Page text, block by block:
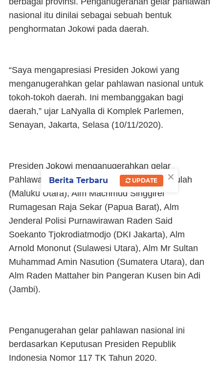
nasional itu dinilai sebagai sebuah bentuk
penghormatan Jokowi pada daerah.
“Saya mengapresiasi Presiden Jokowi yang
menganugerahkan gelar pahlawan nasional untuk
tokoh-tokoh daerah. Ini membanggakan bagi
daerah,” ujar LaNyalla di Komplek Parlemen,
Senayan, Jakarta, Selasa (10/11/2020).
Presiden Jokowi menganugerahkan gelar
Pahlawan Nasional untuk Alm Sultan Baabulah
(Maluku Utara), Alm Machmud Singgirei
Rumagesan Raja Sekar (Papua Barat), Alm
Jenderal Polisi Purnawirawan Raden Said
Soekanto Tjokrodiatmodjo (DKI Jakarta), Alm
Arnold Mononut (Sulawesi Utara), Alm Mr Sultan
Muhammad Amin Nasution (Sumatera Utara), dan
Alm Raden Mattaher bin Pangeran Kusen bin Adi
(Jambi).
Penganugerahan gelar pahlawan nasional ini
berdasarkan Keputusan Presiden Republik
Indonesia Nomor 117 TK Tahun 2020.
×
Berita Terbaru UPDATE